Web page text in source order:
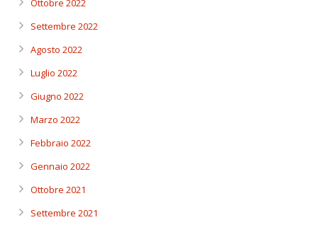
Ottobre 2022
Settembre 2022
Agosto 2022
Luglio 2022
Giugno 2022
Marzo 2022
Febbraio 2022
Gennaio 2022
Ottobre 2021
Settembre 2021